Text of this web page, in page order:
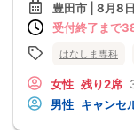
豊田市 | 8月8
受付終了まで
はなしま専科
女性 残り2席
男性 キャンセ